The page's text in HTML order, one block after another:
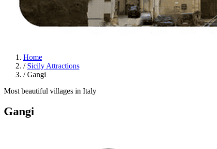
Home
/ Sicily Attractions
/ Gangi
Most beautiful villages in Italy
Gangi